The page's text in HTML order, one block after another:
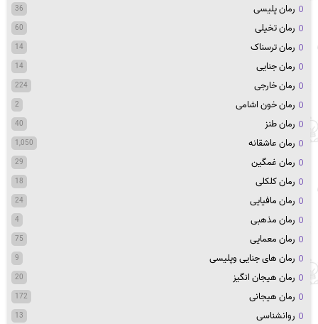
رمان پلیسی 36
رمان تخیلی 60
رمان ترسناک 14
رمان جنایی 14
رمان خارجی 224
رمان خون اشامی 2
رمان طنز 40
رمان عاشقانه 1,050
رمان غمگین 29
رمان کلکلی 18
رمان مافیایی 24
رمان مذهبی 4
رمان معمایی 75
رمان های جنایی وپلیسی 9
رمان هیجان انگیز 20
رمان هیجانی 172
روانشناسی 13